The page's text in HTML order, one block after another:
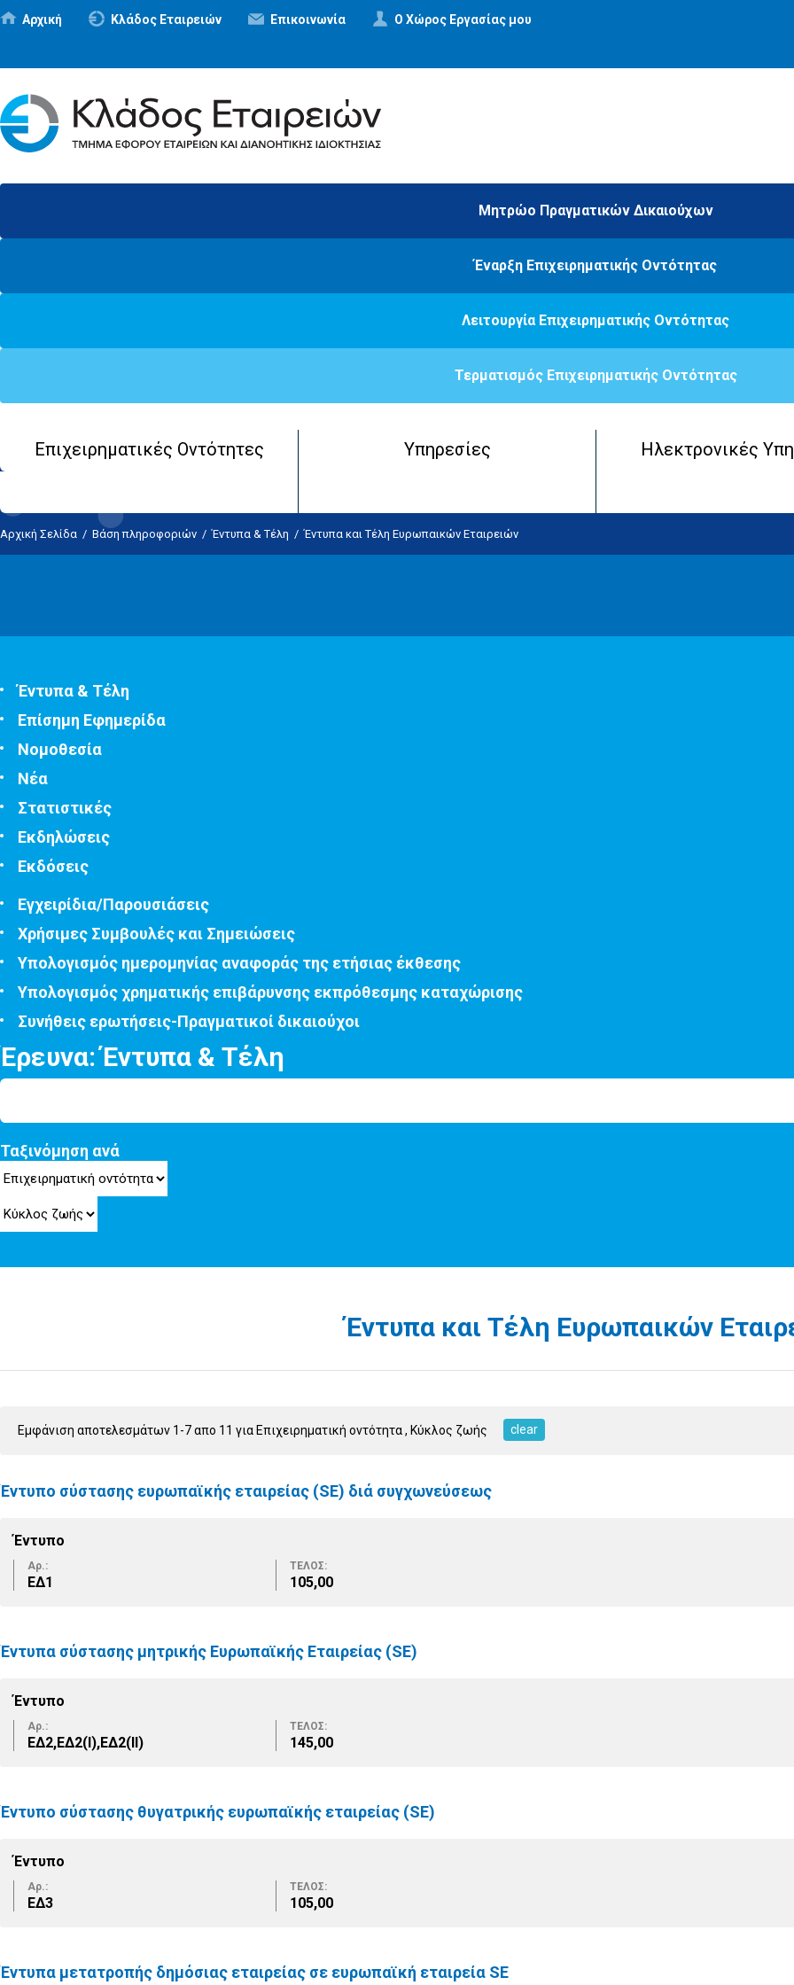
Αρχική Κλάδος Εταιρειών Επικοινωνία Ο Χώρος Εργασίας μου
Μητρώο Πραγματικών Δικαιούχων
Έναρξη Επιχειρηματικής Οντότητας
Λειτουργία Επιχειρηματικής Οντότητας
Τερματισμός Επιχειρηματικής Οντότητας
Μητρώο Πραγματικών Δικαιούχων
Λειτουργία Επιχειρηματικής Οντότητας
Επιχειρηματικές Οντότητες Υπηρεσίες Ηλεκτρονικές
Αρχική Σελίδα / Βάση πληροφοριών /Έντυπα & Τέλη /Έντυπα και Τέλη Ευρωπαικών Εταιρειών
Έντυπα & Τέλη
Επίσημη Εφημερίδα
Νομοθεσία
Νέα
Στατιστικές
Εκδηλώσεις
Εκδόσεις
Εγχειρίδια/Παρουσιάσεις
Χρήσιμες Συμβουλές και Σημειώσεις
Υπολογισμός ημερομηνίας αναφοράς της ετήσιας έκθεσης
Υπολογισμός χρηματικής επιβάρυνσης εκπρόθεσμης καταχώρισης
Συνήθεις ερωτήσεις-Πραγματικοί δικαιούχοι
Έρευνα: Έντυπα & Τέλη
Ταξινόμηση ανά
Έντυπα και Τέλη Ευρωπαικών
Εμφάνιση αποτελεσμάτων 1-7 απο 11 για Επιχειρηματική οντότητα, Κύκλος ζωής clear
Έντυπο σύστασης ευρωπαϊκής εταιρείας (SE) διά συγχωνεύσεως
Έντυπο
Αρ.:
ΕΔ1
ΤΕΛΟΣ:
105,00
Έντυπα σύστασης μητρικής Ευρωπαϊκής Εταιρείας (SE)
Έντυπο
Αρ.:
ΕΔ2,ΕΔ2(Ι),ΕΔ2(ΙΙ)
ΤΕΛΟΣ:
145,00
Έντυπο σύστασης θυγατρικής ευρωπαϊκής εταιρείας (SE)
Έντυπο
Αρ.:
ΕΔ3
ΤΕΛΟΣ:
105,00
Έντυπα μετατροπής δημόσιας εταιρείας σε ευρωπαϊκή εταιρεία SE